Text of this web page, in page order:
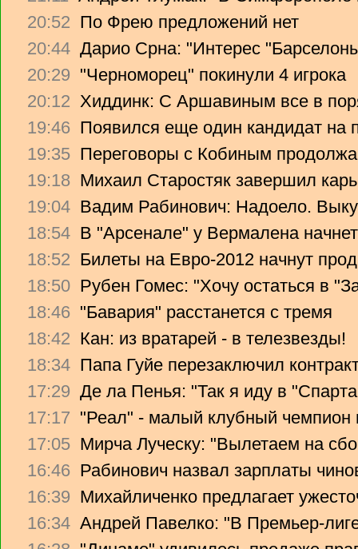
20:52 По Фрею предложений нет
20:44 Дарио Срна: "Интерес
20:29 "Черноморец" покинули 4 игрока
20:12 Хиддинк: С Аршавиным все в
19:46 Появился еще один кандидат на
19:35 Переговоры с Кобиным
19:18 Михаил Старостяк завершил
19:04 Вадим Рабинович: Надоело.
18:54 В "Арсенале" у Вермалена
18:52 Билеты на Евро-2012 начнут
18:50 Рубен Гомес: "Хочу остаться в
18:46 "Бавария" расстанется с тремя
18:42 Кан: из вратарей - в телезвезды!
18:34 Папа Гуйе перезаключил
17:29 Де ла Пенья: "Так я иду в
17:17 "Реал" - малый клубный чемпион
17:05 Мирча Луческу: "Вылетаем на
16:46 Рабинович назвал зарплаты
16:39 Михайличенко предлагает
16:34 Андрей Павелко: "В Премьер-